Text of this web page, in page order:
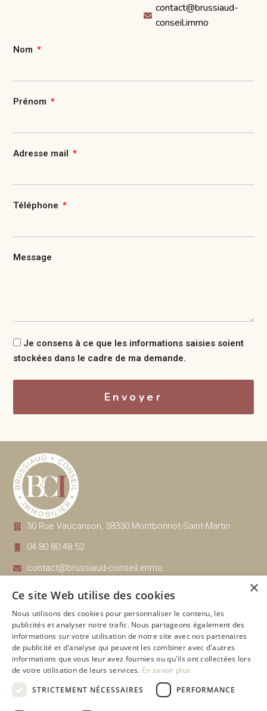
contact@brussiaud-
conseil.immo
Nom
Prénom
Adresse mail
Téléphone
Message
Je consens à ce que les informations saisies soient
stockées dans le cadre de ma demande.
Envoyer
30 Rue Vaucanson, 38330 Montbonnot-Saint-Martin
04 80 80 48 52
contact@brussiaud-conseil.immo
Nos honoraires gestion, location
Navigation
Estimation
Financement
Promoteurs
Nos biens disponibles
Immobilier ancien
Immobilier neuf
À vendre
×
Ce site Web utilise des cookies
Nous utilisons des cookies pour personnaliser le contenu, les
publicités et analyser notre trafic. Nous partageons également des
informations sur votre utilisation de notre site avec nos partenaires
de publicité et d'analyse qui peuvent les combiner avec d'autres
informations que vous leur avez fournies ou qu'ils ont collectées lors
de votre utilisation de leurs services. En savoir plus
STRICTEMENT NÉCESSAIRES
PERFORMANCE